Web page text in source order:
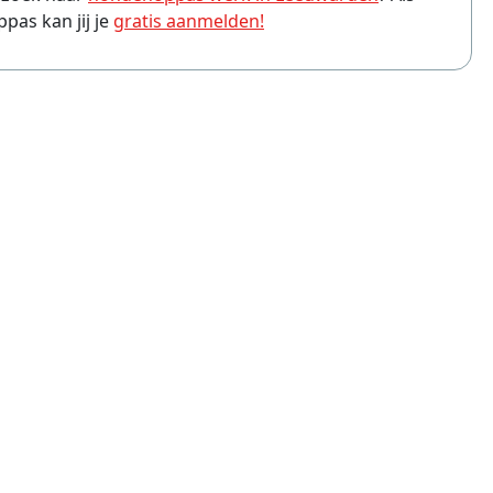
Amersfoort
Arnhem
kan jij je gratis aanmelden!